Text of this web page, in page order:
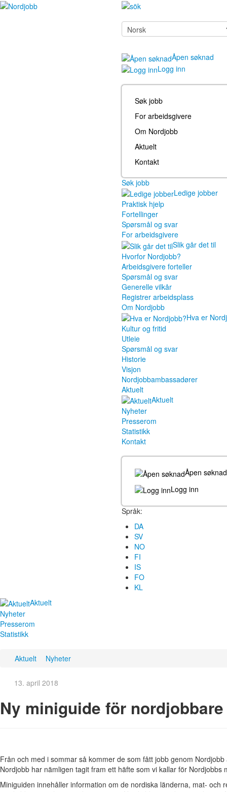
Åpen søknad
Logg inn
Søk jobb
For arbeidsgivere
Om Nordjobb
Aktuelt
Kontakt
Søk jobb
Ledige jobber
Praktisk hjelp
Fortellinger
Spørsmål og svar
For arbeidsgivere
Slik går det til
Hvorfor Nordjobb?
Arbeidsgivere forteller
Spørsmål og svar
Generelle vilkår
Registrer arbeidsplass
Om Nordjobb
Hva er
Kultur og fritid
Utleie
Spørsmål og svar
Historie
Visjon
Nordjobbambassadører
Aktuelt
Aktuelt
Nyheter
Presserom
Statistikk
Kontakt
Åpen søknad
Logg inn
Språk:
DA
SV
NO
FI
IS
FO
KL
Aktuelt
Nyheter
Presserom
Statistikk
Aktuelt Nyheter
13. april 2018
Ny miniguide för nordjobbare
Från och med i sommar så kommer de som fått jobb genom
Nordjobb har nämligen tagit fram ett häfte som vi kallar för Nordjobbs
Miniguiden innehåller information om de nordiska länderna, mat- och